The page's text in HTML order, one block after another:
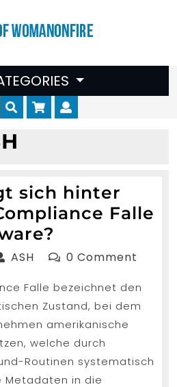
Cart
sich hinter
Falle
verbirgt
hinter
der
DACH-
Compliance
Falle
ASH ASH 0 Comment
Falle bezeichnet den
Zustand, bei dem
amerikanische
welche durch
Routinen systematisch
Metadaten in die